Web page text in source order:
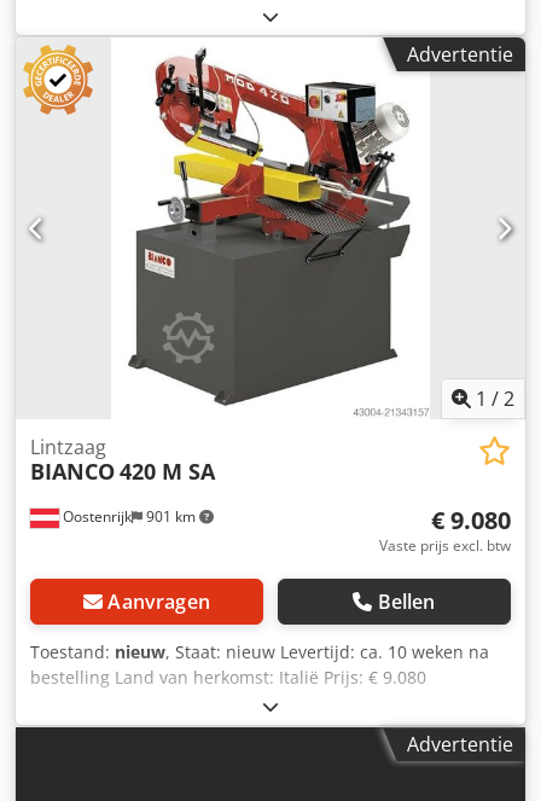
verstek vlak: 280 x 200Zaagsnelheid: 20-100 Afmetingen
zaagblad: 3660 x 27 x 0,9Motor: 1,5Gewicht ca.: 625 KK
Kletzer UBS 320 Lintzaag Hoogwaardige machine voor
constructiestaal Basisbediening Standaard accessoires: -
M42 bimetaal zaagblad - Variabele snelheid -
Inverterbesturing Credpfxorz Uzbj Ag Ajf - Koelvloeistof
systeem - Auto. Uitschakelsysteem voor zaagbladbreuk -
Zaagbladspansysteem - Materiaalsteun -
Verstekbankschroef - Borstel
Advertentie
1 /2
Oostenrijk 901 km
Lintzaag
BIANCO420 M SA
€ 9.080
Vaste prijs excl. btw
Aanvragen Bellen
Toestand: nieuw, Staat: nieuw Levertijd: ca. 10 weken na
bestelling Land van herkomst: Italië Prijs: € 9.080
Leaseprijs: € 175,24 Zaagraam: zwenkframe Afmetingen
zaagband: 3270x27x0,9 mm Bandsnelheid: 35/70 m/min
Credpfx Agjynm Szj Asf Zaagcapaciteit 0° rond: 300 mm
Advertentie